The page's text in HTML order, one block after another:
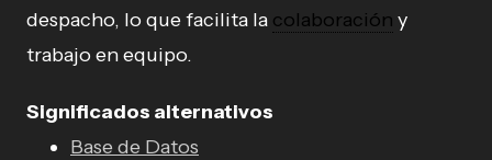
despacho, lo que facilita la colaboración y
trabajo en equipo.
Significados alternativos
Base de Datos